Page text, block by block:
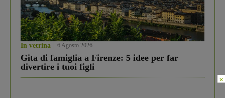
In vetrina 6 Agosto 2026
Gita di famiglia a Firenze: 5 idee per far
divertire i tuoi figli
×